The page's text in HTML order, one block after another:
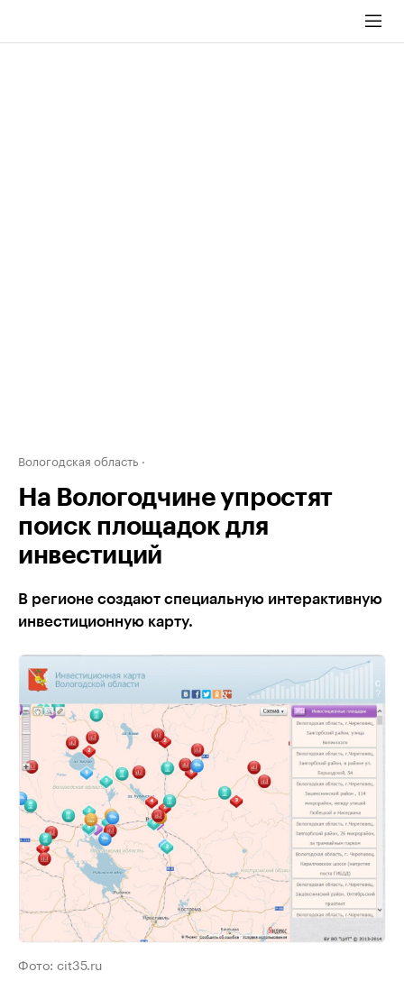
Вологодская область
На Вологодчине упростят
поиск площадок для
инвестиций
В регионе создают специальную интерактивную
инвестиционную карту.
Фото: cit35.ru